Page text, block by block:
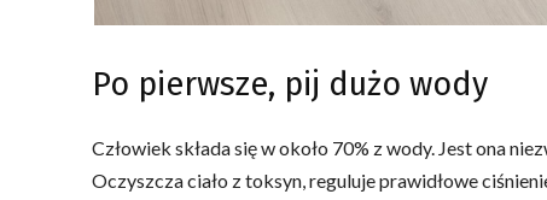
Po pierwsze, pij dużo wody
Człowiek składa się w około 70% z wody. Jest ona
Oczyszcza ciało z toksyn, reguluje prawidłowe